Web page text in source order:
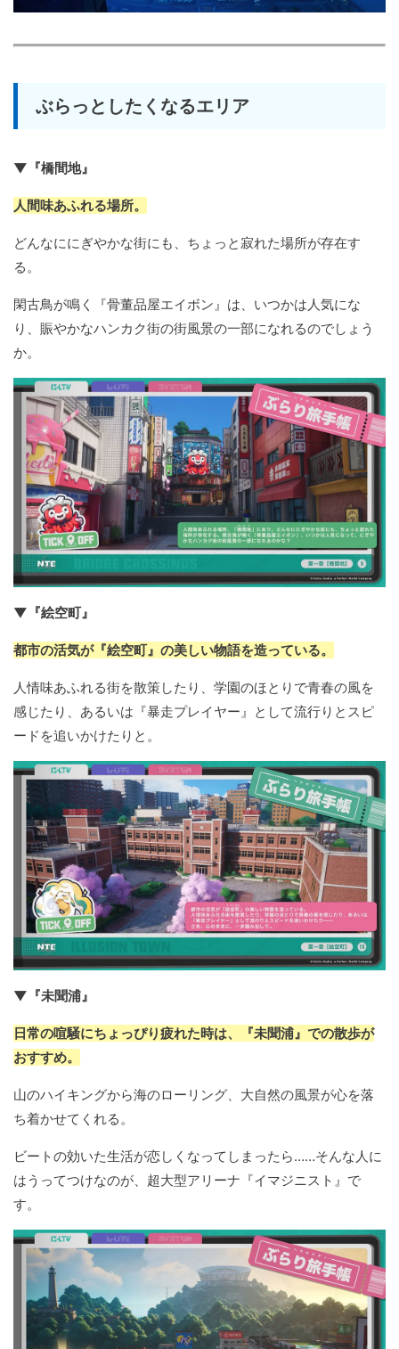
ぶらっとしたくなるエリア
▼『橋間地』
人間味あふれる場所。
どんなににぎやかな街にも、ちょっと寂れた場所が存在す
る。
閑古鳥が鳴く『骨董品屋エイボン』は、いつかは人気にな
り、賑やかなハンカク街の街風景の一部になれるのでしょう
か。
▼『絵空町』
都市の活気が『絵空町』の美しい物語を造っている。
人情味あふれる街を散策したり、学園のほとりで青春の風を
感じたり、あるいは『暴走プレイヤー』として流行りとスピ
ードを追いかけたりと。
▼『未聞浦』
日常の喧騒にちょっぴり疲れた時は、『未聞浦』での散歩が
おすすめ。
山のハイキングから海のローリング、大自然の風景が心を落
ち着かせてくれる。
ビートの効いた生活が恋しくなってしまったら……そんな人に
はうってつけなのが、超大型アリーナ『イマジニスト』で
す。